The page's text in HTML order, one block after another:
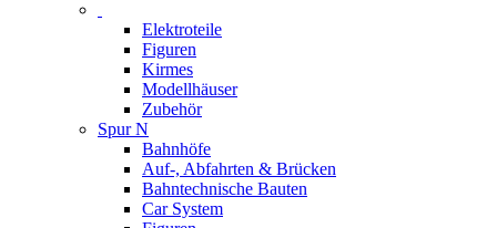
Elektroteile
Figuren
Kirmes
Modellhäuser
Zubehör
Spur N
Bahnhöfe
Auf-, Abfahrten & Brücken
Bahntechnische Bauten
Car System